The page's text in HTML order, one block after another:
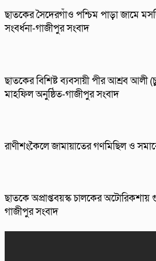
ছাতকের সৈদেরগাঁও পশ্চিম পাড়া জামে
সংবর্ধনা-গাজীপুর সংবাদ
ছাতকের বিশিষ্ট ব্যবসায়ী পীর আশ্রব
মাহফিল অনুষ্ঠিত-গাজীপুর সংবাদ
রাণীশংকৈলে জামায়াতের গণমিছিল ও
ছাতকে অপ্রাপ্তবয়স্ক চালকের
গাজীপুর সংবাদ